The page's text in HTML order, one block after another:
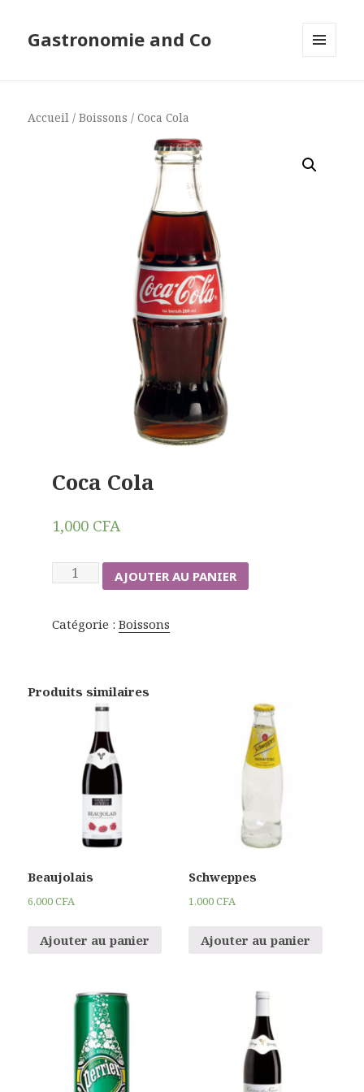
Gastronomie and Co
Accueil /Boissons / Coca Cola
Coca Cola
1,000 CFA
quantité
Cola
AJOUTER AU PANIER
Catégorie : Boissons
Produits similaires
Beaujolais
6,000CFA
Ajouter au panier
Schweppes
1,000CFA
Ajouter au panier